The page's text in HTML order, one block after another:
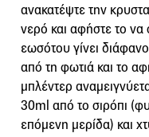
ανακατέψτε την
νερό και αφήστε το να
εωσότου γίνει
από τη φωτιά και το
μπλέντερ
30ml από το σιρόπι
επόμενη μερίδα) και